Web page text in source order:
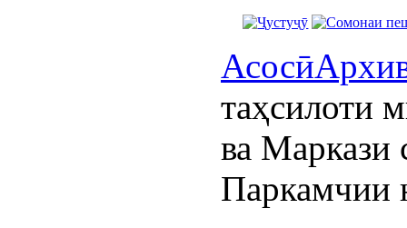
Асосӣ
таҳсилоти
ва Маркази
Паркамчии